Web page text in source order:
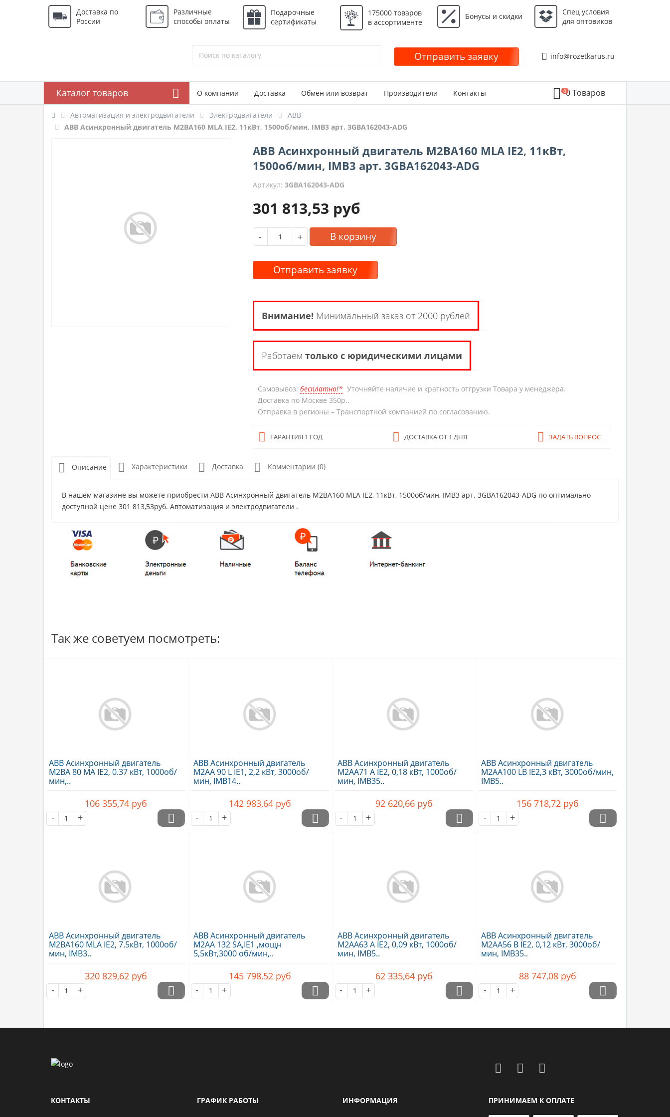
Доставка по
России
Различные
способы оплаты
Подарочные
сертификаты
175000 товаров
в ассортименте
Бонусы и скидки
Спец условия
для оптовиков
Отправить заявку info@rozetkarus.ru
О компании Доставка Обмен или возврат Производители Контакты 0Товаров
0
Каталог товаров
Автоматизация и электродвигатели Электродвигатели
ABB
ABB Асинхронный двигатель M2BA160 MLA IE2, 11кВт, 1500об/мин, IMB3 арт. 3GBA162043-ADG
ABB Асинхронный двигатель M2BA160 MLA IE2, 11кВт,
1500об/мин, IMB3 арт. 3GBA162043-ADG
Артикул:3GBA162043-ADG
301 813,53 руб
- + В корзину
Отправить заявку
Внимание! Минимальный заказ от 2000 рублей
Работаемтолько с юридическими лицами
Самовывоз:бесплатно!* Уточняйте наличие и кратность отгрузки Товара у менеджера.
Доставка по Москве 350р..
Отправка в регионы – Транспортной компанией по согласованию.
ГАРАНТИЯ 1 ГОД ДОСТАВКА ОТ 1 ДНЯ ЗАДАТЬ ВОПРОС
Описание Характеристики Доставка Комментарии (0)
В нашем магазине вы можете приобрести ABB Асинхронный двигатель M2BA160 MLA IE2, 11кВт, 1500об/мин, IMB3 арт. 3GBA162043-ADG по оптимально
доступной цене 301 813,53руб. Автоматизация и электродвигатели .
Так же советуем посмотреть:
ABB Асинхронный двигатель
M2BA 80 MA IE2, 0.37 кВт, 1000об/
мин,..
106 355,74 руб
-
+
ABB Асинхронный двигатель
M2AA 90 L IE1, 2,2 кВт, 3000об/
мин, IMB14..
142 983,64 руб
-
+
ABB Асинхронный двигатель
M2AA71 A IE2, 0,18 кВт, 1000об/
мин, IMB35..
92 620,66 руб
-
+
ABB Асинхронный двигатель
M2AA100 LB IE2,3 кВт, 3000об/мин,
IMB5..
156 718,72 руб
-
+
ABB Асинхронный двигатель
M2BA160 MLA IE2, 7.5кВт, 1000об/
мин, IMB3..
320 829,62 руб
-
+
ABB Асинхронный двигатель
M2AA 132 SA,IE1 ,мощн
5,5кВт,3000 об/мин,..
145 798,52 руб
-
+
ABB Асинхронный двигатель
M2AA63 A IE2, 0,09 кВт, 1000об/
мин, IMB5..
62 335,64 руб
-
+
ABB Асинхронный двигатель
M2AA56 B IE2, 0,12 кВт, 3000об/
мин, IMB35..
88 747,08 руб
-
+
КОНТАКТЫ ГРАФИК РАБОТЫ ИНФОРМАЦИЯ ПРИНИМАЕМ К ОПЛАТЕ